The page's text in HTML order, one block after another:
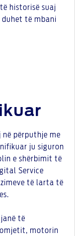
historisë suaj
duhet të mbani
përputhje me
ju siguron
e shërbimit të
Service
të larta të
të
motorin